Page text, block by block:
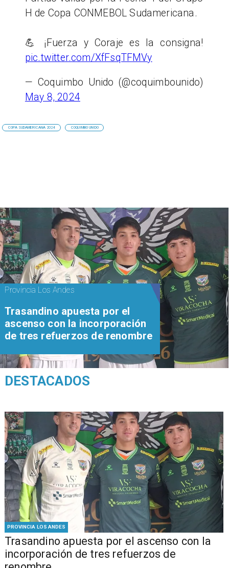
H de Copa CONMEBOL Sudamericana.
💪 ¡Fuerza y Coraje es la consigna!
pic.twitter.com/XfFsqTFMVy
— Coquimbo Unido (@coquimbounido)
May 8, 2024
COPA SUDAMERICANA 2024 COQUIMBO UNIDO
PROVINCIA LOS ANDES
Trasandino apuesta por el ascenso con la
incorporación de tres refuerzos de
Provincia Los Andes
Trasandino apuesta por el
ascenso con la incorporación
de tres refuerzos de renombre
DESTACADOS